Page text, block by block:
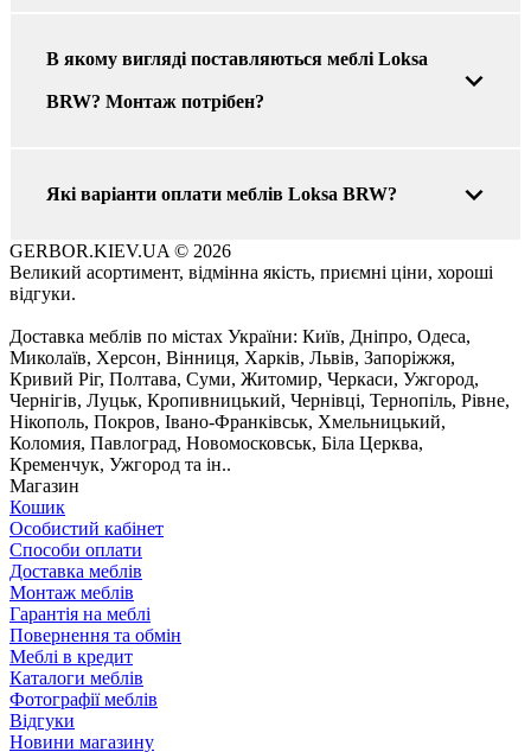
В якому вигляді поставляються меблі Loksa
BRW? Монтаж потрібен?
Які варіанти оплати меблів Loksa BRW?
GERBOR.KIEV.UA © 2026
Великий асортимент, відмінна якість, приємні ціни, хороші
відгуки.
Доставка меблів по містах України: Київ, Дніпро, Одеса,
Миколаїв, Херсон, Вінниця, Харків, Львів, Запоріжжя,
Кривий Ріг, Полтава, Суми, Житомир, Черкаси, Ужгород,
Чернігів, Луцьк, Кропивницький, Чернівці, Тернопіль, Рівне,
Нікополь, Покров, Івано-Франківськ, Хмельницький,
Коломия, Павлоград, Новомосковськ, Біла Церква,
Кременчук, Ужгород та ін..
Магазин
Кошик
Особистий кабінет
Способи оплати
Доставка меблів
Монтаж меблів
Гарантія на меблі
Повернення та обмін
Меблі в кредит
Каталоги меблів
Фотографії меблів
Відгуки
Новини магазину